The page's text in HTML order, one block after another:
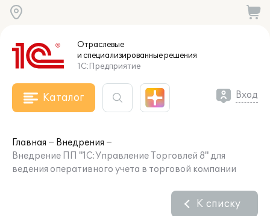
Отраслевые
и специализированныерешения
1С:Предприятие
Каталог Вход
Главная
Внедрения
Внедрение ПП "1С:Управление Торговлей 8" для
ведения оперативного учета в торговой компании
К списку